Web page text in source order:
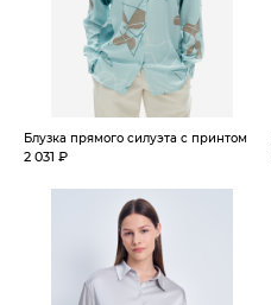
Блузка прямого силуэта с принтом
2 031 ₽